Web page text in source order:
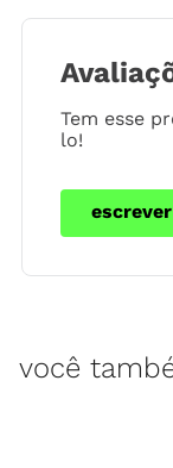
Tem esse
lo!
você